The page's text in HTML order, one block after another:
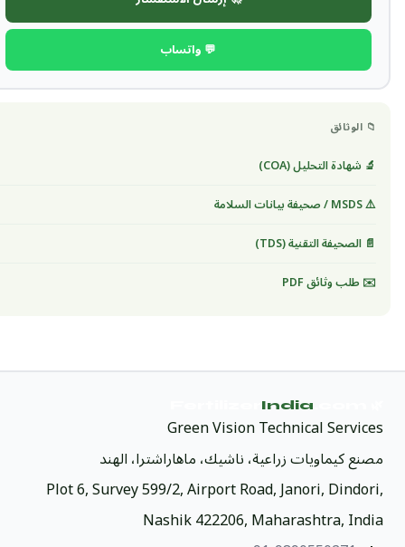
💬 واتساب
📁 الوثائق
🔬 شهادة التحليل (COA)
⚠️ MSDS / صحيفة بيانات السلامة
📄 الصحيفة التقنية (TDS)
✉️ طلب وثائق PDF
India
Green Vision Technical Services
مصنع كيماويات زراعية، ناشيك، ماهاراشترا، الهند
Plot 6, Survey 599/2, Airport Road, Janori, Dindori,
Nashik 422206, Maharashtra, India